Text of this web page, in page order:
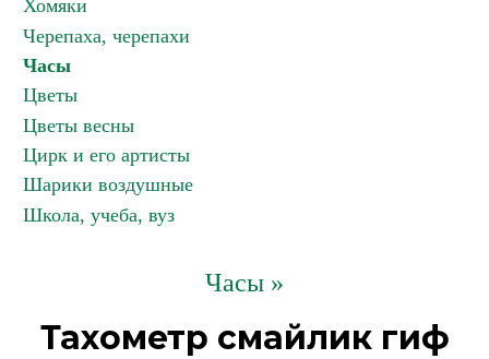
Хомяки
Черепаха, черепахи
Часы
Цветы
Цветы весны
Цирк и его артисты
Шарики воздушные
Школа, учеба, вуз
Часы »
Тахометр смайлик гиф